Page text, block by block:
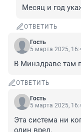
Месяц и год
ОТВЕТИТЬ
Гость
5 марта 2025,
В Минздраве там
ОТВЕТИТЬ
Гость
5 марта 2025,
Эта система ни
один вред.